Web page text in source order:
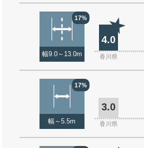
17%
幅9.0～13.0m
4.0
香川県
17%
幅～5.5m
3.0
香川県